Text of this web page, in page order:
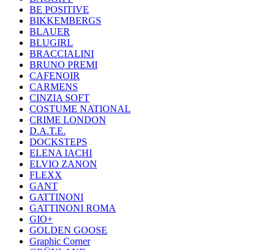
BE POSITIVE
BIKKEMBERGS
BLAUER
BLUGIRL
BRACCIALINI
BRUNO PREMI
CAFENOIR
CARMENS
CINZIA SOFT
COSTUME NATIONAL
CRIME LONDON
D.A.T.E.
DOCKSTEPS
ELENA IACHI
ELVIO ZANON
FLEXX
GANT
GATTINONI
GATTINONI ROMA
GIO+
GOLDEN GOOSE
Graphic Corner